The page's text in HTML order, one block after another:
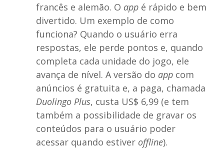
francês e alemão. O app é rápido e bem
divertido. Um exemplo de como
funciona? Quando o usuário erra
respostas, ele perde pontos e, quando
completa cada unidade do jogo, ele
avança de nível. A versão do app com
anúncios é gratuita e, a paga, chamada
Duolingo Plus, custa US$ 6,99 (e tem
também a possibilidade de gravar os
conteúdos para o usuário poder
acessar quando estiver offline).